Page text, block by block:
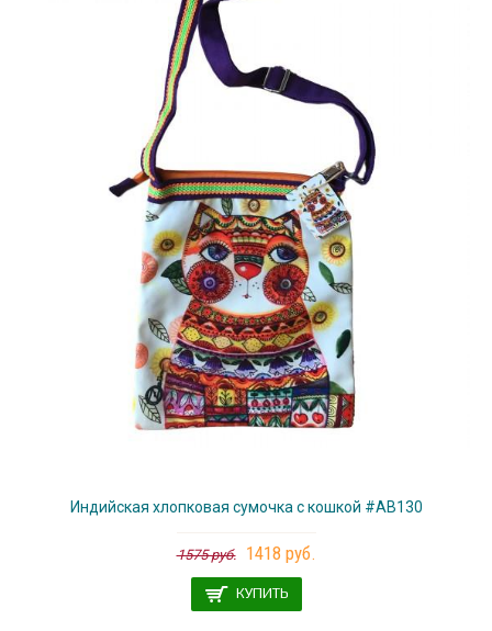
Индийская хлопковая сумочка с кошкой #АВ130
1575 руб. 1418 руб.
КУПИТЬ